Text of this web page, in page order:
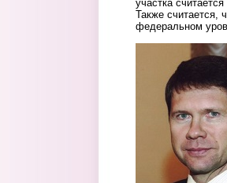
участка
Также считается,
федеральном
naumov.jpg